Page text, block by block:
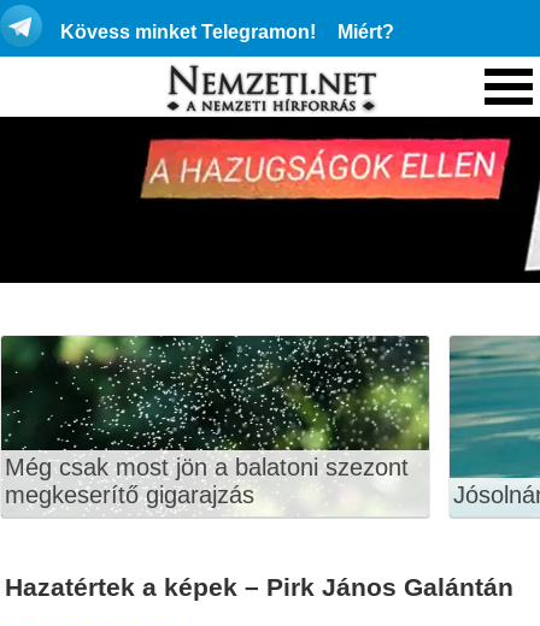
Kövess minket Telegramon! Miért?
Még csak most jön a balatoni szezont
megkeserítő gigarajzás
Hazatértek a képek – Pirk János Galántán